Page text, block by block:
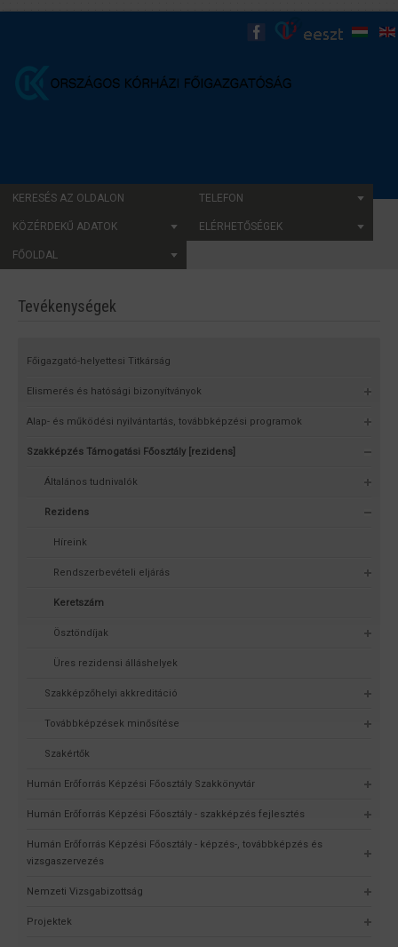
KERESÉS AZ OLDALON TELEFON
KÖZÉRDEKŰ ADATOK ELÉRHETŐSÉGEK
FŐOLDAL
Tevékenységek
Főigazgató-helyettesi Titkárság
Elismerés és hatósági bizonyítványok
Alap- és működési nyilvántartás, továbbképzési programok
Szakképzés Támogatási Főosztály [rezidens]
Általános tudnivalók
Rezidens
Híreink
Rendszerbevételi eljárás
Keretszám
Ösztöndíjak
Üres rezidensi álláshelyek
Szakképzőhelyi akkreditáció
Továbbképzések minősítése
Szakértők
Humán Erőforrás Képzési Főosztály Szakkönyvtár
Humán Erőforrás Képzési Főosztály - szakképzés fejlesztés
Humán Erőforrás Képzési Főosztály - képzés-, továbbképzés és
vizsgaszervezés
Nemzeti Vizsgabizottság
Projektek